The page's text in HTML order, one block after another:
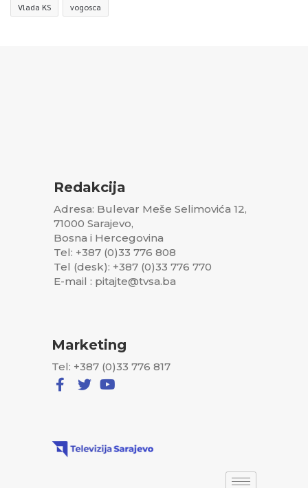
Vlada KS vogosca
Redakcija
Adresa: Bulevar Meše Selimovića 12,
71000 Sarajevo,
Bosna i Hercegovina
Tel: +387 (0)33 776 808
Tel (desk): +387 (0)33 776 770
E-mail : pitajte@tvsa.ba
Marketing
Tel: +387 (0)33 776 817